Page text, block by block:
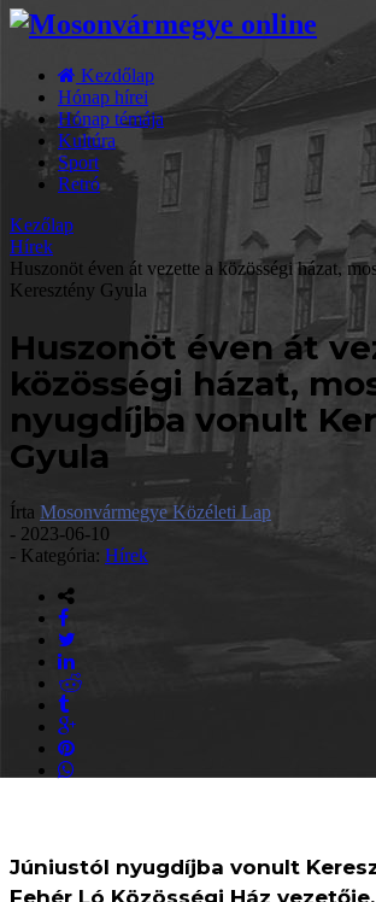
Kezdőlap
Hónap hírei
Hónap témája
Kultúra
Sport
Retró
Kezőlap
Hírek
Huszonöt éven át vezette a közösségi házat,
Keresztény Gyula
Huszonöt éven át
közösségi házat,
nyugdíjba vonult
Gyula
Írta Mosonvármegye Közéleti Lap
- 2023-06-10
- Kategória: Hírek
Júniustól nyugdíjba vonult
Fehér Ló Közösségi Ház